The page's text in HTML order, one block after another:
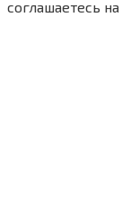
соглашаетесь на